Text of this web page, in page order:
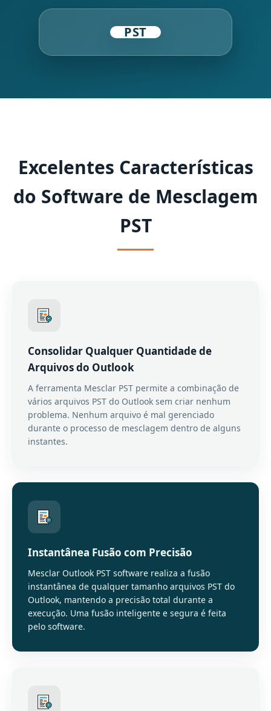
PST
Excelentes Características
do Software de Mesclagem
PST
Consolidar Qualquer Quantidade de
Arquivos do Outlook
A ferramenta Mesclar PST permite a combinação de
vários arquivos PST do Outlook sem criar nenhum
problema. Nenhum arquivo é mal gerenciado
durante o processo de mesclagem dentro de alguns
instantes.
Instantânea Fusão com Precisão
Mesclar Outlook PST software realiza a fusão
instantânea de qualquer tamanho arquivos PST do
Outlook, mantendo a precisão total durante a
execução. Uma fusão inteligente e segura é feita
pelo software.